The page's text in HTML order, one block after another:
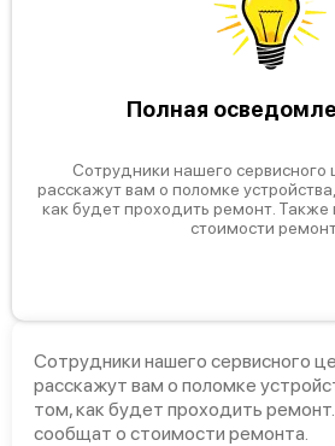
Полная
Сотрудники нашего сервисного
расскажут вам о поломке
как будет проходить ремонт. Также
стоимости
Сотрудники нашего сервисного
расскажут вам о поломке
том, как будет проходить
сообщат о стоимости ремонта.